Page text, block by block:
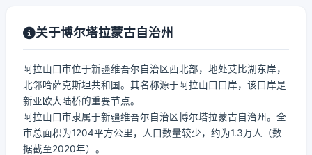
关于博尔塔拉蒙古自治州
阿拉山口市位于新疆维吾尔自治区西北部，地处艾比湖东岸，
北邻哈萨克斯坦共和国。其名称源于阿拉山口口岸，该口岸是
新亚欧大陆桥的重要节点。
阿拉山口市隶属于新疆维吾尔自治区博尔塔拉蒙古自治州。全
市总面积为1204平方公里，人口数量较少，约为1.3万人（数
据截至2020年）。